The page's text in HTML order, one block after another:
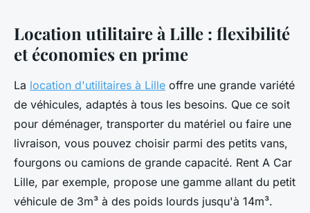
Location utilitaire à Lille : flexibilité
et économies en prime
La location d'utilitaires à Lille offre une grande variété
de véhicules, adaptés à tous les besoins. Que ce soit
pour déménager, transporter du matériel ou faire une
livraison, vous pouvez choisir parmi des petits vans,
fourgons ou camions de grande capacité. Rent A Car
Lille, par exemple, propose une gamme allant du petit
véhicule de 3m³ à des poids lourds jusqu'à 14m³.